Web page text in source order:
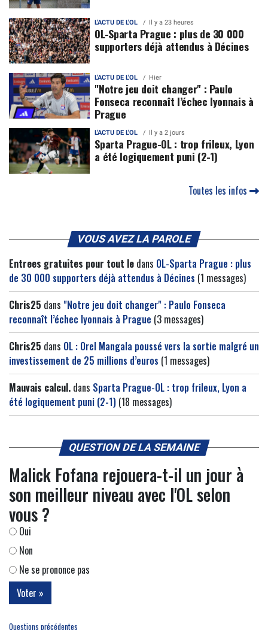
L'ACTU DE L'OL Il y a 23 heures
OL-Sparta Prague : plus de 30 000
supporters déjà attendus à Décines
L'ACTU DE L'OL Hier
"Notre jeu doit changer" : Paulo
Fonseca reconnaît l’échec lyonnais à
Prague
L'ACTU DE L'OL Il y a 2 jours
Sparta Prague-OL : trop frileux, Lyon
a été logiquement puni (2-1)
Toutes les infos
VOUS AVEZ LA PAROLE
Entrees gratuites pour tout le dans OL-Sparta Prague : plus
de 30 000 supporters déjà attendus à Décines (1 messages)
Chris25 dans "Notre jeu doit changer" : Paulo Fonseca
reconnaît l’échec lyonnais à Prague (3 messages)
Chris25 dans OL : Orel Mangala poussé vers la sortie malgré un
investissement de 25 millions d’euros (1 messages)
Mauvais calcul. dans Sparta Prague-OL : trop frileux, Lyon a
été logiquement puni (2-1) (18 messages)
QUESTION DE LA SEMAINE
Malick Fofana rejouera-t-il un jour à
son meilleur niveau avec l'OL selon
vous ?
Oui
Non
Ne se prononce pas
Questions précédentes